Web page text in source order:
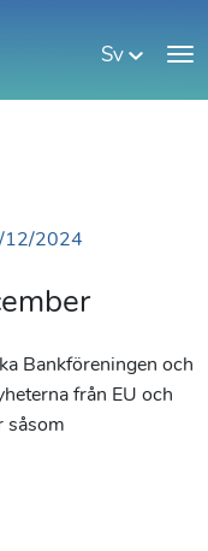
Sv
12/2024
Bankföreningen och
från EU och
såsom